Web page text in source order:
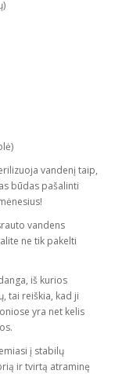
vandenį taip,
būdas pašalinti
vandens
ne tik pakelti
iš kurios
tai reiškia, kad ji
yra net kelis
į stabilų
ir tvirtą atraminę